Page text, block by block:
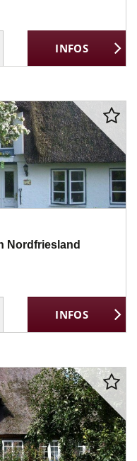
Nordfriesland